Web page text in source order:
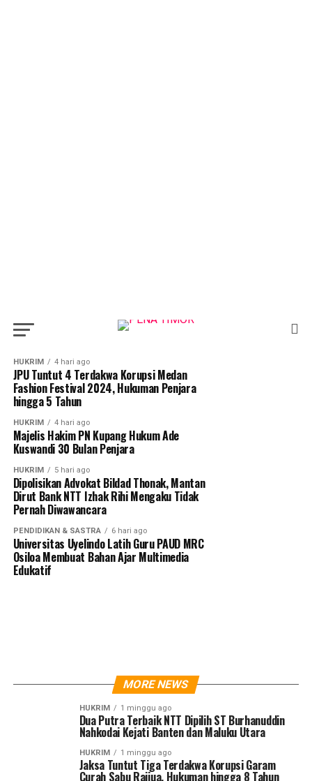
Malaka
HUKRIM 4 hari ago
JPU Tuntut 4 Terdakwa Korupsi Medan
Fashion Festival 2024, Hukuman Penjara
hingga 5 Tahun
HUKRIM 4 hari ago
Majelis Hakim PN Kupang Hukum Ade
Kuswandi 30 Bulan Penjara
HUKRIM 5 hari ago
Dipolisikan Advokat Bildad Thonak, Mantan
Dirut Bank NTT Izhak Rihi Mengaku Tidak
Pernah Diwawancara
PENDIDIKAN & SASTRA 6 hari ago
Universitas Uyelindo Latih Guru PAUD MRC
Osiloa Membuat Bahan Ajar Multimedia
Edukatif
MORE NEWS
HUKRIM 1 minggu ago
Dua Putra Terbaik NTT Dipilih ST Burhanuddin
Nahkodai Kejati Banten dan Maluku Utara
HUKRIM 1 minggu ago
Jaksa Tuntut Tiga Terdakwa Korupsi Garam
Curah Sabu Raijua, Hukuman hingga 8 Tahun